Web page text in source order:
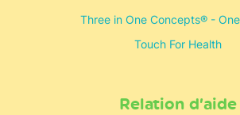
Three in One Concepts® -
Touch For Health
Relation d’aide